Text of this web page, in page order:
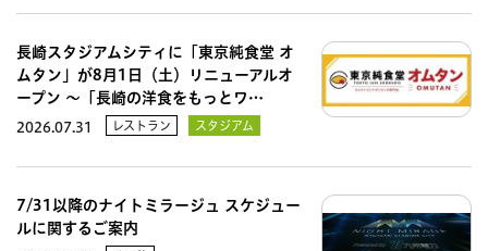
長崎スタジアムシティに「東京純食堂 オ
ムタン」が8月1日（土）リニューアルオ
ープン 〜「長崎の洋食をもっとワ…
2026.07.31 レストラン スタジアム
7/31以降のナイトミラージュ スケジュー
ルに関するご案内